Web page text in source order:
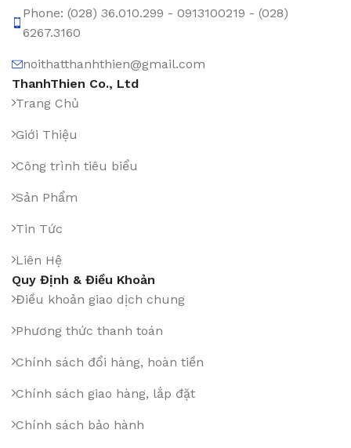
Phone: (028) 36.010.299 - 0913100219 - (028)
6267.3160
noithatthanhthien@gmail.com
ThanhThien Co., Ltd
Trang Chủ
Giới Thiệu
Công trình tiêu biểu
Sản Phẩm
Tin Tức
Liên Hệ
Quy Định & Điều Khoản
Điều khoản giao dịch chung
Phương thức thanh toán
Chính sách đổi hàng, hoàn tiền
Chính sách giao hàng, lắp đặt
Chính sách bảo hành